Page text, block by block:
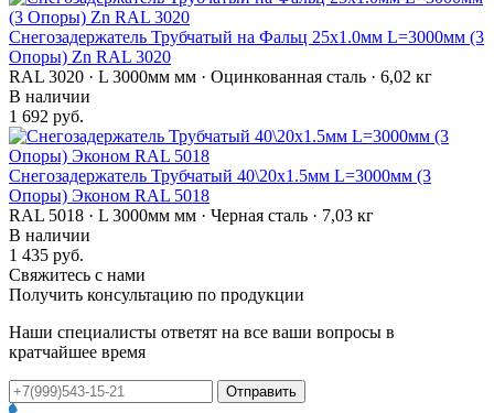
Снегозадержатель Трубчатый на Фальц 25х1.0мм L=3000мм (3
Опоры) Zn RAL 3020
RAL 3020 · L 3000мм мм · Оцинкованная сталь · 6,02 кг
В наличии
1 692 руб.
Снегозадержатель Трубчатый 40\20х1.5мм L=3000мм (3
Опоры) Эконом RAL 5018
RAL 5018 · L 3000мм мм · Черная сталь · 7,03 кг
В наличии
1 435 руб.
Свяжитесь с нами
Получить консультацию по продукции
Наши специалисты ответят на все ваши вопросы в
кратчайшее время